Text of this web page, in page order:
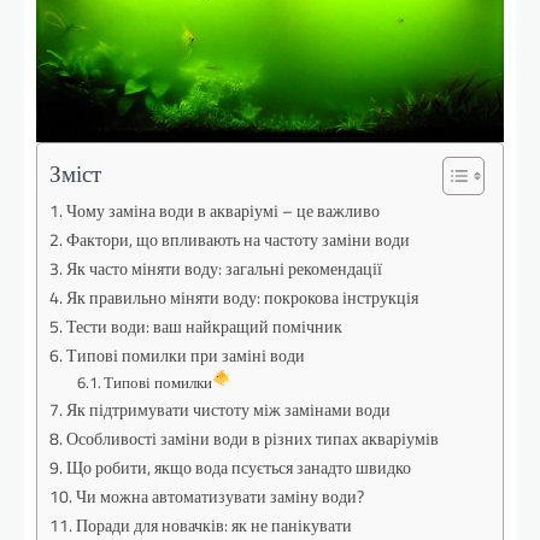
Зміст
Чому заміна води в акваріумі – це важливо
Фактори, що впливають на частоту заміни води
Як часто міняти воду: загальні рекомендації
Як правильно міняти воду: покрокова інструкція
Тести води: ваш найкращий помічник
Типові помилки при заміні води
Типові помилки
Як підтримувати чистоту між замінами води
Особливості заміни води в різних типах акваріумів
Що робити, якщо вода псується занадто швидко
Чи можна автоматизувати заміну води?
Поради для новачків: як не панікувати